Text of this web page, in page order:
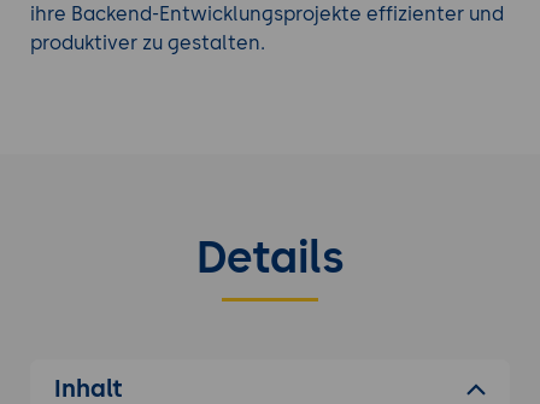
ihre Backend-Entwicklungsprojekte effizienter und
produktiver zu gestalten.
Details
Inhalt